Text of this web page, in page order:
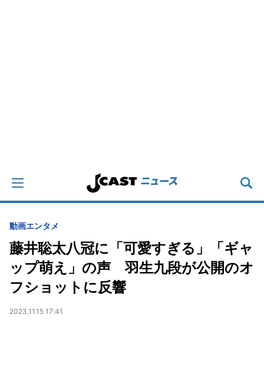
動画エンタメ
藤井聡太八冠に「可愛すぎる」「ギャ
ップ萌え」の声 羽生九段が公開のオ
フショットに反響
2023.11.15 17:41